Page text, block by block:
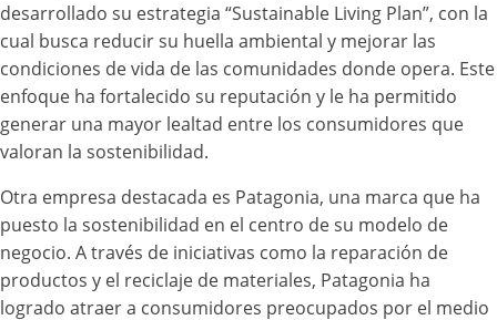
desarrollado su estrategia “Sustainable Living Plan”, con la
cual busca reducir su huella ambiental y mejorar las
condiciones de vida de las comunidades donde opera. Este
enfoque ha fortalecido su reputación y le ha permitido
generar una mayor lealtad entre los consumidores que
valoran la sostenibilidad.
Otra empresa destacada es Patagonia, una marca que ha
puesto la sostenibilidad en el centro de su modelo de
negocio. A través de iniciativas como la reparación de
productos y el reciclaje de materiales, Patagonia ha
logrado atraer a consumidores preocupados por el medio